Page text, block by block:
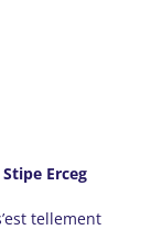
Erceg
tellement